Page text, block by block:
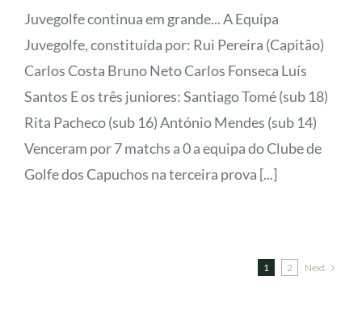
Juvegolfe continua em grande... A Equipa
Juvegolfe, constituída por: Rui Pereira (Capitão)
Carlos Costa Bruno Neto Carlos Fonseca Luís
Santos E os três juniores: Santiago Tomé (sub 18)
Rita Pacheco (sub 16) António Mendes (sub 14)
Venceram por 7 matchs a 0 a equipa do Clube de
Golfe dos Capuchos na terceira prova [...]
1 2 Next